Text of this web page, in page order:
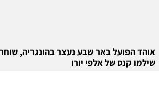
אוהד הפועל באר שבע נעצר בהונגריה,
שילמו קנס של אלפי יורו